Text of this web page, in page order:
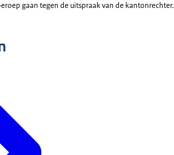
gaan tegen de uitspraak van de kantonrechter.